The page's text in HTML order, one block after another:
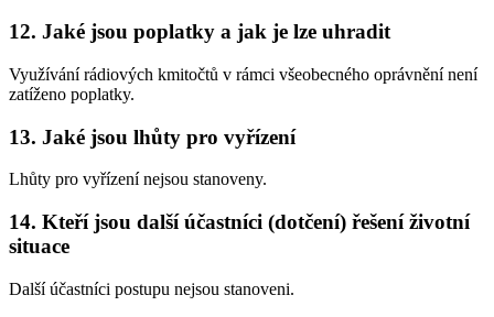
12. Jaké jsou poplatky a jak je lze uhradit
Využívání rádiových kmitočtů v rámci všeobecného oprávnění není
zatíženo poplatky.
13. Jaké jsou lhůty pro vyřízení
Lhůty pro vyřízení nejsou stanoveny.
14. Kteří jsou další účastníci (dotčení) řešení životní
situace
Další účastníci postupu nejsou stanoveni.